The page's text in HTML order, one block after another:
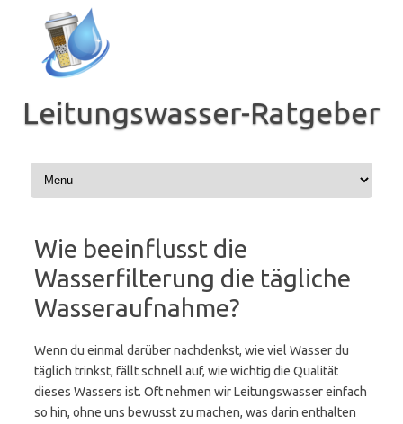
Inhalt
springen
Leitungswasser-Ratgeber
Wie beeinflusst die
Wasserfilterung die tägliche
Wasseraufnahme?
Wenn du einmal darüber nachdenkst, wie viel Wasser du
täglich trinkst, fällt schnell auf, wie wichtig die Qualität
dieses Wassers ist. Oft nehmen wir Leitungswasser einfach
so hin, ohne uns bewusst zu machen, was darin enthalten